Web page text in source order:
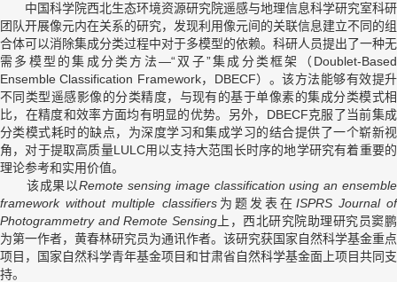
中国科学院西北生态环境资源研究院遥感与地理信息科学研究室科研
团队开展像元内在关系的研究，发现利用像元间的关联信息建立不同的组
合体可以消除集成分类过程中对于多模型的依赖。科研人员提出了一种无
需多模型的集成分类方法—“ 双子”集成分类框架（ Doublet-Based
Ensemble Classification Framework， DBECF）。该方法能够有效提升
不同类型遥感影像的分类精度，与现有的基于单像素的集成分类模式相
比，在精度和效率方面均有明显的优势。另外， DBECF克服了当前集成
分类模式耗时的缺点，为深度学习和集成学习的结合提供了一个崭新视
角，对于提取高质量LULC用以支持大范围长时序的地学研究有着重要的
理论参考和实用价值。
该成果以Remote sensing image classification using an ensemble
framework without multiple classifiers为题发表在 ISPRS Journal of
Photogrammetry and Remote Sensing上，西北研究院助理研究员窦鹏
为第一作者，黄春林研究员为通讯作者。该研究获国家自然科学基金重点
项目，国家自然科学青年基金项目和甘肃省自然科学基金面上项目共同支
持。